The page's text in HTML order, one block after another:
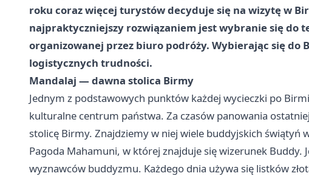
roku coraz więcej turystów decyduje się na wizytę w
najpraktyczniejszy rozwiązaniem jest wybranie się do
organizowanej przez biuro podróży. Wybierając się do
logistycznych trudności.
Mandalaj — dawna stolica Birmy
Jednym z podstawowych punktów każdej wycieczki po
kulturalne centrum państwa. Za czasów panowania
stolicę Birmy. Znajdziemy w niej wiele buddyjskich świątyń
Pagoda Mahamuni, w której znajduje się wizerunek Buddy.
wyznawców buddyzmu. Każdego dnia używa się listków